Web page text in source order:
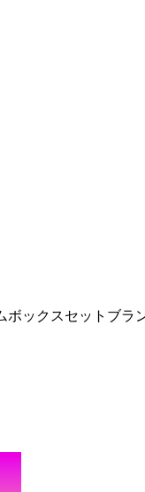
ボックスセット ブラ